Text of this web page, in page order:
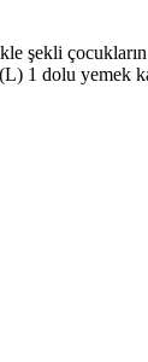
dolu yemek